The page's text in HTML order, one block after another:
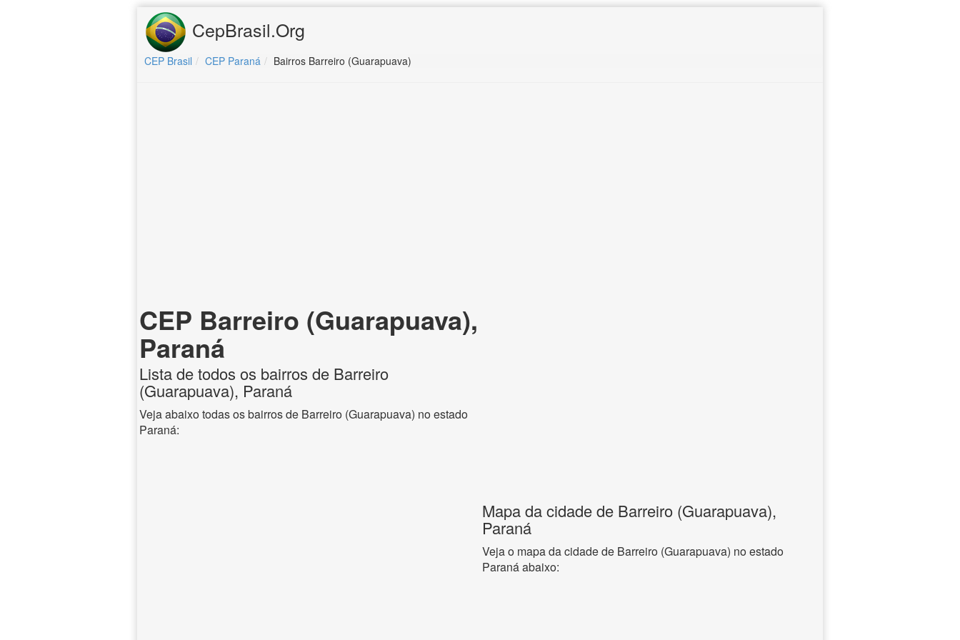
CepBrasil.Org
CEP Brasil CEP Paraná Bairros Barreiro (Guarapuava)
CEP Barreiro (Guarapuava),
Paraná
Lista de todos os bairros de Barreiro
(Guarapuava), Paraná
Veja abaixo todas os bairros de Barreiro (Guarapuava) no estado
Paraná:
Mapa da cidade de Barreiro (Guarapuava),
Paraná
Veja o mapa da cidade de Barreiro (Guarapuava) no estado
Paraná abaixo: